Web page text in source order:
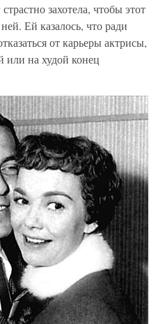
захотела, чтобы этот
Ей казалось, что ради
от карьеры актрисы,
или на худой конец